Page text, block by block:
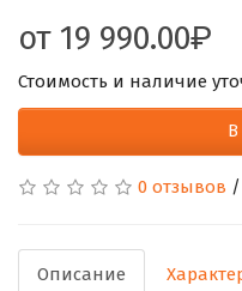
от 19 990.00
Стоимость и наличие
В
0 отзывов /
Описание